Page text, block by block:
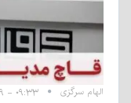
الهام سرگزی ۰۹:۳۳ - ۱۹ خرداد ۱۴۰۳